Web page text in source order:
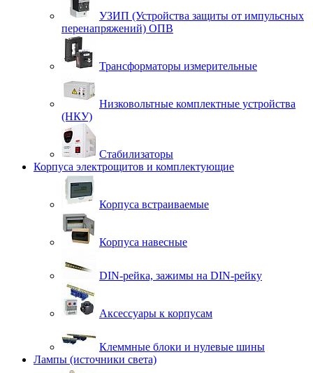
УЗИП (Устройства защиты от импульсных
перенапряжений) ОПВ
Трансформаторы измерительные
Низковольтные комплектные устройства
(НКУ)
Стабилизаторы
Корпуса электрощитов и комплектующие
Корпуса встраиваемые
Корпуса навесные
DIN-рейка, зажимы на DIN-рейку
Аксессуары к корпусам
Клеммные блоки и нулевые шины
Лампы (источники света)